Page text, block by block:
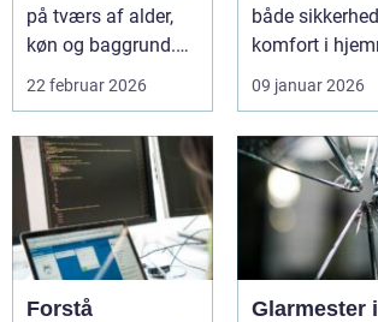
på tværs af alder,
køn og baggrund.
For mange s...
22 februar 2026
både
komfort i
et område som
Vedbæk, h...
09 januar 2026
Forstå
Glarmester i